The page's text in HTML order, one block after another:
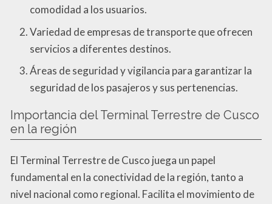
comodidad a los usuarios.
Variedad de empresas de transporte que ofrecen
servicios a diferentes destinos.
Áreas de seguridad y vigilancia para garantizar la
seguridad de los pasajeros y sus pertenencias.
Importancia del Terminal Terrestre de Cusco
en la región
El Terminal Terrestre de Cusco juega un papel
fundamental en la conectividad de la región, tanto a
nivel nacional como regional. Facilita el movimiento de